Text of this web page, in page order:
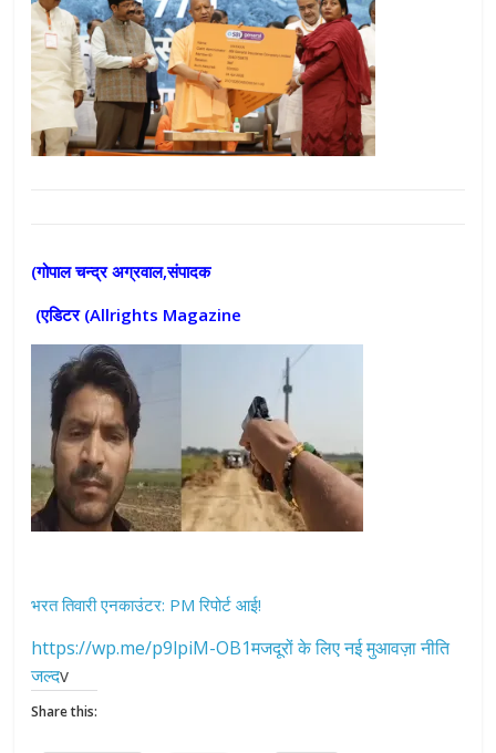
(गोपाल चन्द्र अग्रवाल,संपादक
(एडिटर (Allrights Magazine
भरत तिवारी एनकाउंटर: PM रिपोर्ट आई!
https://wp.me/p9lpiM-OB1मजदूरों के लिए नई मुआवज़ा नीति
जल्दv
Share this: